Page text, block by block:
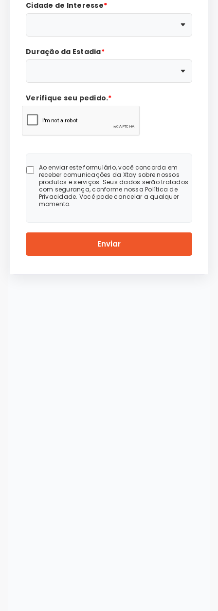
Cidade de Interesse*
Duração da Estadia*
Verifique seu pedido.*
Ao enviar este formulário, você concorda em
receber comunicações da Xtay sobre nossos
produtos e serviços. Seus dados serão tratados
com segurança, conforme nossa Política de
Privacidade. Você pode cancelar a qualquer
momento.
Enviar